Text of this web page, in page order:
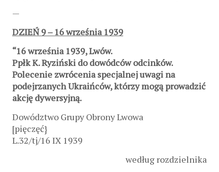
—
DZIEŃ 9 – 16 września 1939
“16 września 1939, Lwów.
Ppłk K. Ryziński do dowódców odcinków.
Polecenie zwrócenia specjalnej uwagi na
podejrzanych Ukraińców, którzy mogą prowadzić
akcję dywersyjną.
Dowództwo Grupy Obrony Lwowa
[pięczęć}
L.32/tj/16 IX 1939
według rozdzielnika